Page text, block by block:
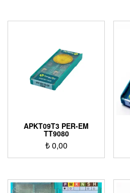
APKT09T3 PER-EM
TT9080
₺0,00